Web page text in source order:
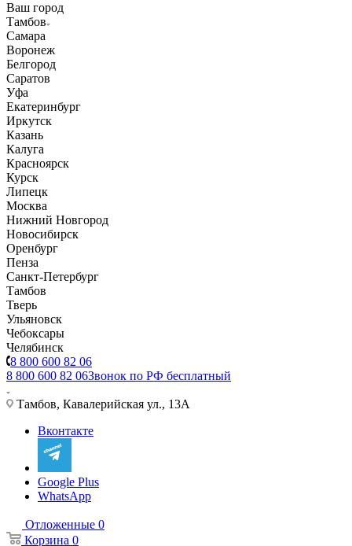
Ваш город
Тамбов
Самара
Воронеж
Белгород
Саратов
Уфа
Екатеринбург
Иркутск
Казань
Калуга
Красноярск
Курск
Липецк
Москва
Нижний Новгород
Новосибирск
Оренбург
Пенза
Санкт-Петербург
Тамбов
Тверь
Ульяновск
Чебоксары
Челябинск
8 800 600 82 06
8 800 600 82 06Звонок по РФ бесплатный
Тамбов, Кавалерийская ул., 13А
Вконтакте
Google Plus
WhatsApp
Отложенные 0
Корзина 0